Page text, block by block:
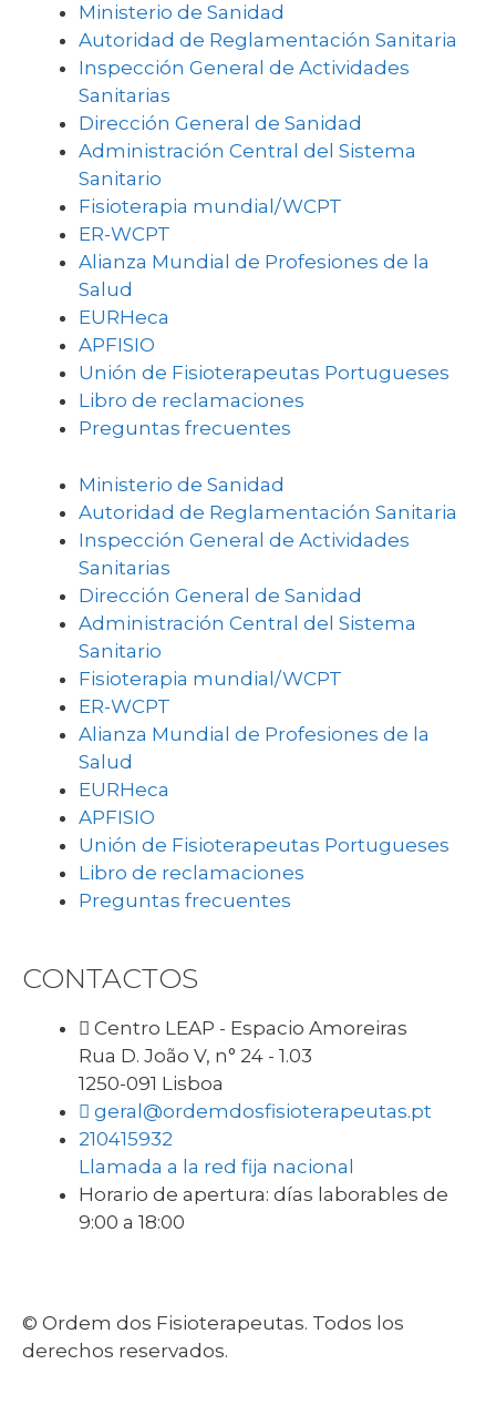
Ministerio de Sanidad
Autoridad de Reglamentación Sanitaria
Inspección General de Actividades
Sanitarias
Dirección General de Sanidad
Administración Central del Sistema
Sanitario
Fisioterapia mundial/WCPT
ER-WCPT
Alianza Mundial de Profesiones de la
Salud
EURHeca
APFISIO
Unión de Fisioterapeutas Portugueses
Libro de reclamaciones
Preguntas frecuentes
Ministerio de Sanidad
Autoridad de Reglamentación Sanitaria
Inspección General de Actividades
Sanitarias
Dirección General de Sanidad
Administración Central del Sistema
Sanitario
Fisioterapia mundial/WCPT
ER-WCPT
Alianza Mundial de Profesiones de la
Salud
EURHeca
APFISIO
Unión de Fisioterapeutas Portugueses
Libro de reclamaciones
Preguntas frecuentes
CONTACTOS
Centro LEAP - Espacio Amoreiras
Rua D. João V, n° 24 - 1.03
1250-091 Lisboa
geral@ordemdosfisioterapeutas.pt
210415932
Llamada a la red fija nacional
Horario de apertura: días laborables de
9:00 a 18:00
© Ordem dos Fisioterapeutas. Todos los
derechos reservados.